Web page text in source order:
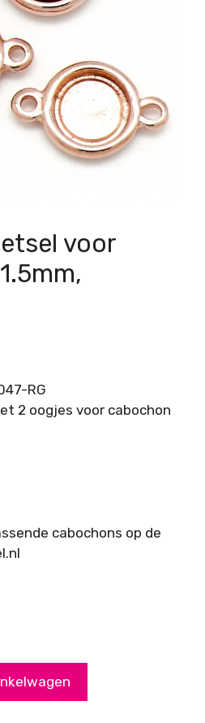
voor
RG
2 oogjes voor cabochon
cabochons op de